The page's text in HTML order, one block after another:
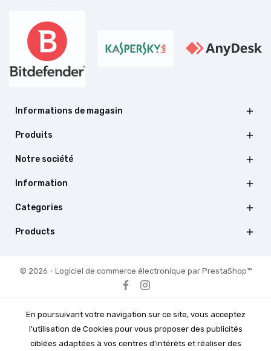
Informations de magasin 
Produits 
Notre société 
Information 
Categories 
Products 
© 2026 - Logiciel de commerce électronique par PrestaShop™
En poursuivant votre navigation sur ce site, vous acceptez
l'utilisation de Cookies pour vous proposer des publicités
ciblées adaptées à vos centres d'intérêts et réaliser des